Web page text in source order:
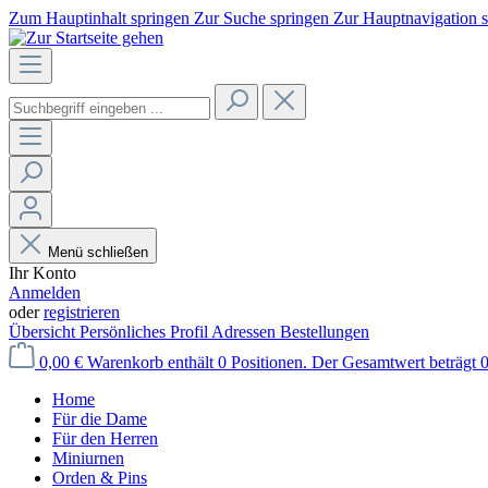
Zum Hauptinhalt springen Zur Suche springen Zur Hauptnavigation
Menü schließen
Ihr Konto
Anmelden
oderregistrieren
Übersicht Persönliches Profil Adressen Bestellungen
0,00 € Warenkorb enthält 0 Positionen. Der Gesamtwert beträgt
Home
Für die Dame
Für den Herren
Miniurnen
Orden & Pins